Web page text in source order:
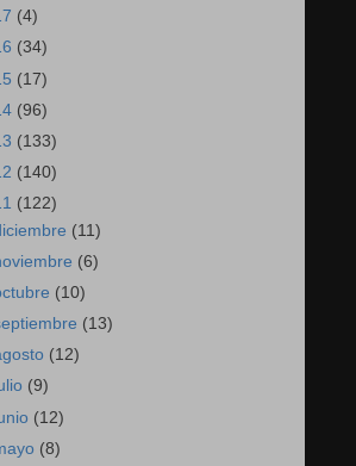
(4)
(34)
(17)
(96)
(133)
(140)
(122)
(11)
(6)
(10)
(13)
(12)
(9)
(12)
(8)